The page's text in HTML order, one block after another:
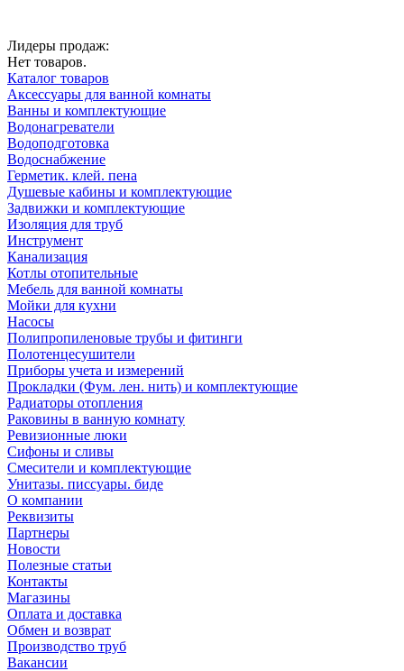
Лидеры продаж:
Нет товаров.
Каталог товаров
Аксессуары для ванной комнаты
Ванны и комплектующие
Водонагреватели
Водоподготовка
Водоснабжение
Герметик. клей. пена
Душевые кабины и комплектующие
Задвижки и комплектующие
Изоляция для труб
Инструмент
Канализация
Котлы отопительные
Мебель для ванной комнаты
Мойки для кухни
Насосы
Полипропиленовые трубы и фитинги
Полотенцесушители
Приборы учета и измерений
Прокладки (Фум. лен. нить) и комплектующие
Радиаторы отопления
Раковины в ванную комнату
Ревизионные люки
Сифоны и сливы
Смесители и комплектующие
Унитазы. писсуары. биде
О компании
Реквизиты
Партнеры
Новости
Полезные статьи
Контакты
Магазины
Оплата и доставка
Обмен и возврат
Производство труб
Вакансии